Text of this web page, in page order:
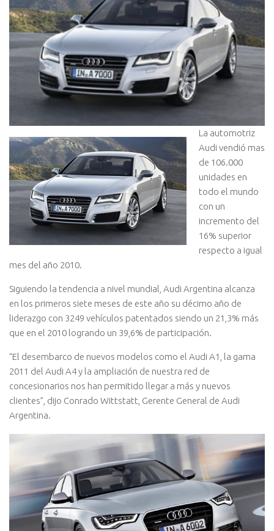
La automotriz
Audi vendió mas
de 106.000
unidades en
todo el mundo
con un
incremento del
16% superior
respecto a igual
mes del año 2010.
Siguiendo la tendencia a nivel mundial, Audi Argentina alcanza
en los primeros siete meses de este año su décimo año de
liderazgo con 3249 vehículos patentados siendo un 21,3% más
que en el 2010 logrando un 39,6% de participación.
“El desembarco de nuevos modelos como el Audi A1, la gama
2011 del Audi A4 y la ampliación de nuestra red de
concesionarios nos han permitido llegar a más y nuevos
clientes”, dijo Conrado Wittstatt, Gerente General de Audi
Argentina.